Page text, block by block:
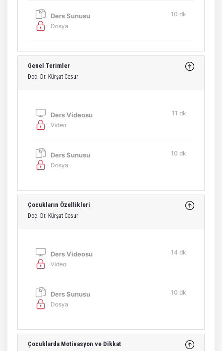
Ders Sunusu
Dosya
10 dk
Genel Terimler
Doç. Dr. Kürşat Cesur
Ders Videosu
Video
11 dk
Ders Sunusu
Dosya
10 dk
Çocukların Özellikleri
Doç. Dr. Kürşat Cesur
Ders Videosu
Video
14 dk
Ders Sunusu
Dosya
10 dk
Çocuklarda Motivasyon ve Dikkat